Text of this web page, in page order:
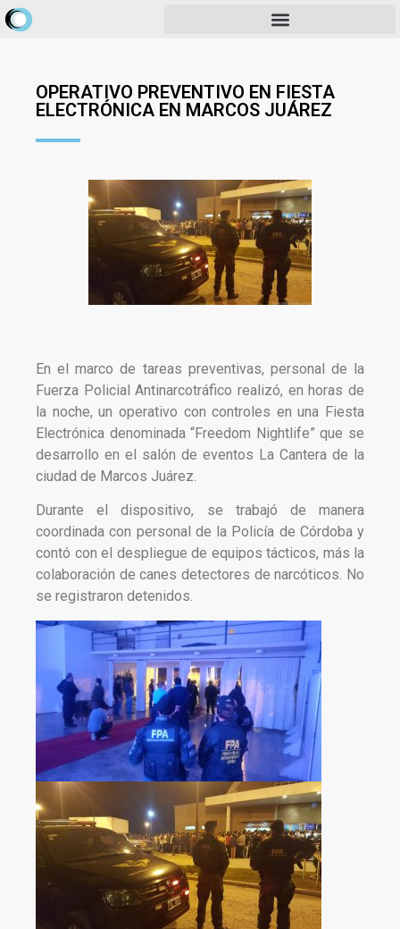
OPERATIVO PREVENTIVO EN FIESTA
ELECTRÓNICA EN MARCOS JUÁREZ
En el marco de tareas preventivas, personal de la
Fuerza Policial Antinarcotráfico realizó, en horas de
la noche, un operativo con controles en una Fiesta
Electrónica denominada “Freedom Nightlife” que se
desarrollo en el salón de eventos La Cantera de la
ciudad de Marcos Juárez.
Durante el dispositivo, se trabajó de manera
coordinada con personal de la Policía de Córdoba y
contó con el despliegue de equipos tácticos, más la
colaboración de canes detectores de narcóticos. No
se registraron detenidos.